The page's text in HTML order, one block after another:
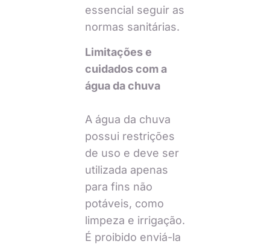
essencial seguir as
normas sanitárias.
Limitações e
cuidados com a
água da chuva
A água da chuva
possui restrições
de uso e deve ser
utilizada apenas
para fins não
potáveis, como
limpeza e irrigação.
É proibido enviá-la